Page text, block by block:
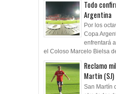
Todo
Argentina
Por los
Copa
enfrentará
el Coloso Marcelo Bielsa
Reclamo
Martín (SJ)
San Martín